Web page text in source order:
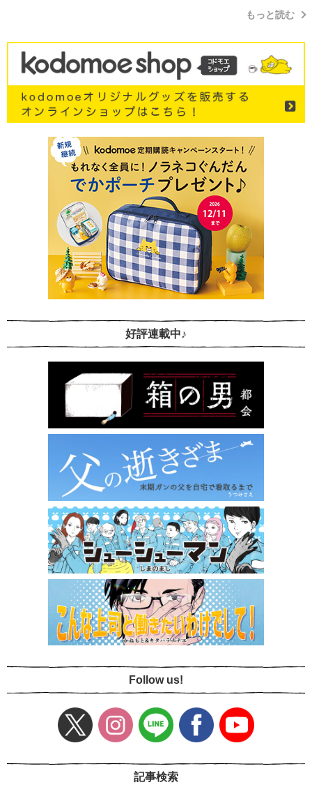
もっと読む
好評連載中♪
Follow us!
記事検索